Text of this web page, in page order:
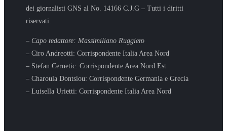
dei giornalisti GNS al No. 14166 C.J.G – Tutti i diritti
riservati.
– Capo redattore: Massimiliano Ruggiero
– Ciro Andreotti: Corrispondente Italia Area Nord
– Stefan Cernetic: Corrispondente Area Nord Est
– Charoula Dontsiou: Corrispondente Germania e Grecia
– Luisella Urietti: Corrispondente Italia Area Nord